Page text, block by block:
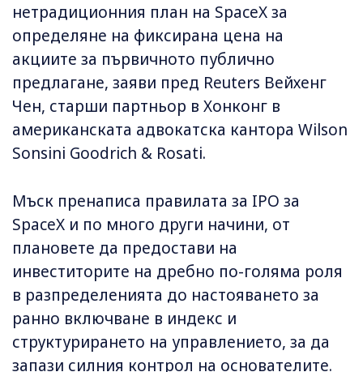
нетрадиционния план на SpaceX за
определяне на фиксирана цена на
акциите за първичното публично
предлагане, заяви пред Reuters Вейхенг
Чен, старши партньор в Хонконг в
американската адвокатска кантора Wilson
Sonsini Goodrich & Rosati.
Мъск пренаписа правилата за IPO за
SpaceX и по много други начини, от
плановете да предостави на
инвеститорите на дребно по-голяма роля
в разпределенията до настояването за
ранно включване в индекс и
структурирането на управлението, за да
запази силния контрол на основателите.